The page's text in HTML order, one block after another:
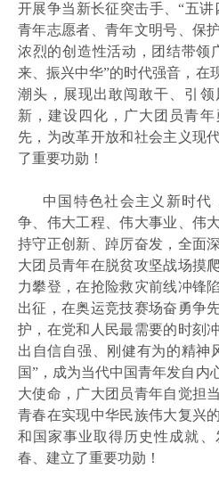
开展争当新长征突击手、“五讲
青年志愿者、青年文明号、保
浓烈的创造性活动，团结带领
来、振兴中华”的时代强音，在
潮头，展现出敢闯敢干、引
新，建设四化，广大团员青
先，为改革开放和社会主义现
了重要功勋！
中国特色社会主义新时代
争、伟大工程、伟大事业、伟
持守正创新、踔厉奋发，全面
大团员青年在脱贫攻坚战场摸
力攀登，在抢险救灾前线冲锋
出征，在奥运竞技赛场奋勇争
护，在党和人民最需要的时刻
出自信自强、刚健有为的精神
国”，成为当代中国青年发自内
大使命，广大团员青年自觉担
青春在实现中华民族伟大复兴
和国家事业取得历史性成就
春、建立了重要功勋！